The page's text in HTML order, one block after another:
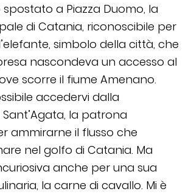
a Piazza Duomo, la
di Catania, riconoscibile per
simbolo della città, che
nascondeva un accesso al
scorre il fiume Amenano.
accedervi dalla
la patrona
ammirarne il flusso che
nel golfo di Catania. Ma
anche per una sua
la carne di cavallo. Mi è